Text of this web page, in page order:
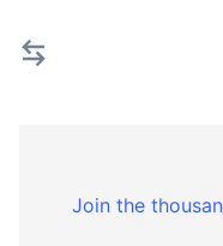
Join the